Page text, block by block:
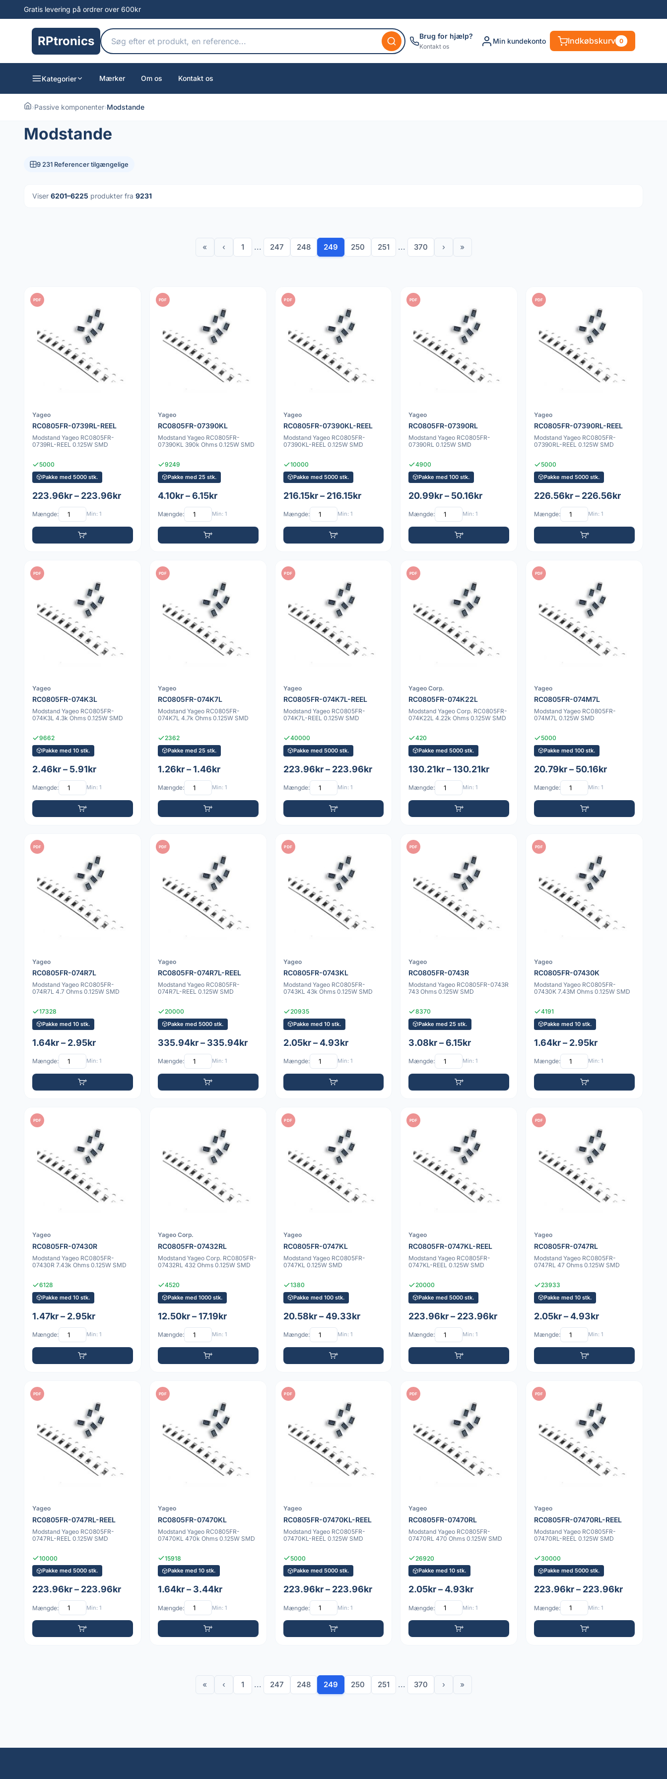
Gratis levering på ordrer over 600kr
RPtronics Brug for hjælp?
Kontakt os
Min kundekonto Indkøbskurv 0
Kategorier Mærker Om os Kontakt os
›Passive komponenter›Modstande
Modstande
9 231 Referencer tilgængelige
Viser 6201–6225 produkter fra 9231
« ‹ 1 ... 247 248 249 250 251 ... 370 › »
PDF
Yageo
RC0805FR-0739RL-REEL
Modstand Yageo RC0805FR-
0739RL-REEL 0.125W SMD
5000
Pakke med 5000 stk.
223.96kr – 223.96kr
Mængde: Min: 1
PDF
Yageo
RC0805FR-07390KL
Modstand Yageo RC0805FR-
07390KL 390k Ohms 0.125W SMD
9249
Pakke med 25 stk.
4.10kr – 6.15kr
Mængde: Min: 1
PDF
Yageo
RC0805FR-07390KL-REEL
Modstand Yageo RC0805FR-
07390KL-REEL 0.125W SMD
10000
Pakke med 5000 stk.
216.15kr – 216.15kr
Mængde: Min: 1
PDF
Yageo
RC0805FR-07390RL
Modstand Yageo RC0805FR-
07390RL 0.125W SMD
4900
Pakke med 100 stk.
20.99kr – 50.16kr
Mængde: Min: 1
PDF
Yageo
RC0805FR-07390RL-REEL
Modstand Yageo RC0805FR-
07390RL-REEL 0.125W SMD
5000
Pakke med 5000 stk.
226.56kr – 226.56kr
Mængde: Min: 1
PDF
Yageo
RC0805FR-074K3L
Modstand Yageo RC0805FR-
074K3L 4.3k Ohms 0.125W SMD
9662
Pakke med 10 stk.
2.46kr – 5.91kr
Mængde: Min: 1
PDF
Yageo
RC0805FR-074K7L
Modstand Yageo RC0805FR-
074K7L 4.7k Ohms 0.125W SMD
2362
Pakke med 25 stk.
1.26kr – 1.46kr
Mængde: Min: 1
PDF
Yageo
RC0805FR-074K7L-REEL
Modstand Yageo RC0805FR-
074K7L-REEL 0.125W SMD
40000
Pakke med 5000 stk.
223.96kr – 223.96kr
Mængde: Min: 1
PDF
Yageo Corp.
RC0805FR-074K22L
Modstand Yageo Corp. RC0805FR-
074K22L 4.22k Ohms 0.125W SMD
420
Pakke med 5000 stk.
130.21kr – 130.21kr
Mængde: Min: 1
PDF
Yageo
RC0805FR-074M7L
Modstand Yageo RC0805FR-
074M7L 0.125W SMD
5000
Pakke med 100 stk.
20.79kr – 50.16kr
Mængde: Min: 1
PDF
Yageo
RC0805FR-074R7L
Modstand Yageo RC0805FR-
074R7L 4.7 Ohms 0.125W SMD
17328
Pakke med 10 stk.
1.64kr – 2.95kr
Mængde: Min: 1
PDF
Yageo
RC0805FR-074R7L-REEL
Modstand Yageo RC0805FR-
074R7L-REEL 0.125W SMD
20000
Pakke med 5000 stk.
335.94kr – 335.94kr
Mængde: Min: 1
PDF
Yageo
RC0805FR-0743KL
Modstand Yageo RC0805FR-
0743KL 43k Ohms 0.125W SMD
20935
Pakke med 10 stk.
2.05kr – 4.93kr
Mængde: Min: 1
PDF
Yageo
RC0805FR-0743R
Modstand Yageo RC0805FR-0743R
743 Ohms 0.125W SMD
8370
Pakke med 25 stk.
3.08kr – 6.15kr
Mængde: Min: 1
PDF
Yageo
RC0805FR-07430K
Modstand Yageo RC0805FR-
07430K 7.43M Ohms 0.125W SMD
4191
Pakke med 10 stk.
1.64kr – 2.95kr
Mængde: Min: 1
PDF
Yageo
RC0805FR-07430R
Modstand Yageo RC0805FR-
07430R 7.43k Ohms 0.125W SMD
6128
Pakke med 10 stk.
1.47kr – 2.95kr
Mængde: Min: 1
Yageo Corp.
RC0805FR-07432RL
Modstand Yageo Corp. RC0805FR-
07432RL 432 Ohms 0.125W SMD
4520
Pakke med 1000 stk.
12.50kr – 17.19kr
Mængde: Min: 1
PDF
Yageo
RC0805FR-0747KL
Modstand Yageo RC0805FR-
0747KL 0.125W SMD
1380
Pakke med 100 stk.
20.58kr – 49.33kr
Mængde: Min: 1
PDF
Yageo
RC0805FR-0747KL-REEL
Modstand Yageo RC0805FR-
0747KL-REEL 0.125W SMD
20000
Pakke med 5000 stk.
223.96kr – 223.96kr
Mængde: Min: 1
PDF
Yageo
RC0805FR-0747RL
Modstand Yageo RC0805FR-
0747RL 47 Ohms 0.125W SMD
23933
Pakke med 10 stk.
2.05kr – 4.93kr
Mængde: Min: 1
PDF
Yageo
RC0805FR-0747RL-REEL
Modstand Yageo RC0805FR-
0747RL-REEL 0.125W SMD
10000
Pakke med 5000 stk.
223.96kr – 223.96kr
Mængde: Min: 1
PDF
Yageo
RC0805FR-07470KL
Modstand Yageo RC0805FR-
07470KL 470k Ohms 0.125W SMD
15918
Pakke med 10 stk.
1.64kr – 3.44kr
Mængde: Min: 1
PDF
Yageo
RC0805FR-07470KL-REEL
Modstand Yageo RC0805FR-
07470KL-REEL 0.125W SMD
5000
Pakke med 5000 stk.
223.96kr – 223.96kr
Mængde: Min: 1
PDF
Yageo
RC0805FR-07470RL
Modstand Yageo RC0805FR-
07470RL 470 Ohms 0.125W SMD
26920
Pakke med 10 stk.
2.05kr – 4.93kr
Mængde: Min: 1
PDF
Yageo
RC0805FR-07470RL-REEL
Modstand Yageo RC0805FR-
07470RL-REEL 0.125W SMD
30000
Pakke med 5000 stk.
223.96kr – 223.96kr
Mængde: Min: 1
« ‹ 1 ... 247 248 249 250 251 ... 370 › »